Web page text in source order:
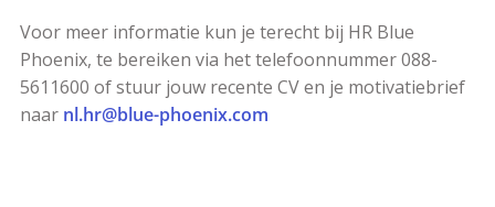
Voor meer informatie kun je terecht bij HR Blue
Phoenix, te bereiken via het telefoonnummer 088-
5611600 of stuur jouw recente CV en je motivatiebrief
naar nl.hr@blue-phoenix.com